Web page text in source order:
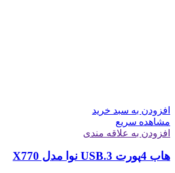
افزودن به سبد خرید
مشاهده سریع
افزودن به علاقه مندی
هاب 4پورت USB.3 نوا مدل X770